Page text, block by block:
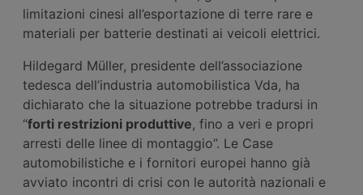
limitazioni cinesi all’esportazione di terre rare e
materiali per batterie destinati ai veicoli elettrici.
Hildegard Müller, presidente dell’associazione
tedesca dell’industria automobilistica Vda, ha
dichiarato che la situazione potrebbe tradursi in
“forti restrizioni produttive, fino a veri e propri
arresti delle linee di montaggio”. Le Case
automobilistiche e i fornitori europei hanno già
avviato incontri di crisi con le autorità nazionali e